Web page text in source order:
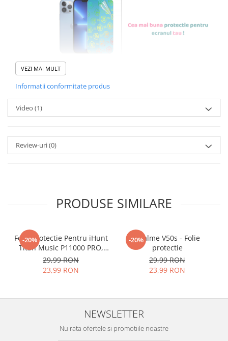
Foliile noastre sunt
tu.
Materialul folosit in
esteNano Glass flexibil.
AcestagaranteazacaNU SE
SPARGE in mii de cioburi
ascutite si periculoase.
zgarieturi si spargere, ci si
INTARESTE ecranul!
Folia avand rezistenta 9H la
VEZI MAI MULT
Informatii conformitate produs
Video (1)
Review-uri(0)
PRODUSE SIMILARE
-20%
Folie Protectie Pentru iHunt
Titan Music P11000 PRO,
VDOO
29,99 RON
23,99 RON
-20%
Realme V50s - Folie
protectie
29,99 RON
23,99 RON
NEWSLETTER
Nu rata ofertele si promotiile noastre